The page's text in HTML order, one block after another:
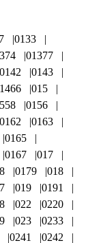
0133
01377
0142
0143
015
0156
0162
0163
0165
0167
017
0179
018
019
0191
022
0220
023
0233
0241 0242